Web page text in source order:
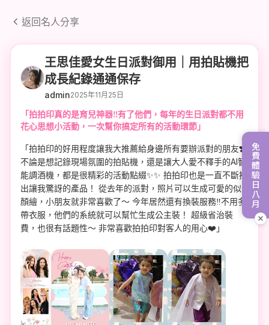
免費體驗日八月
返回名人分享
王思佳愛女生日派對御用｜用拍貼機把
成長紀錄通通保存
admin2025年11月25日
「拍拍印真的是育兒神器‼️有了他們，每年的生日派對都不用
花心思想小活動，一次幫你搞定所有的活動環節」
「拍拍印的好用程度讓我大推薦給身邊所有要辦派對的朋友❣️
不論是想記錄現場氛圍的拍貼機，還是讓大人愛不釋手的AI智
能調酒機，都是很精彩的活動點綴✨✨ 拍拍印也是一直不斷推
出讓我驚訝的產品！ 從去年的派對，照片可以生成可愛的似
顏繪，小朋友就非常喜歡了～ 今年居然還有換裝服務‼️不用多
帶衣服，他們的系統就可以幫忙生成公主裝！ 超級省治裝
費，也很有話題性～ 非常喜歡拍拍印對客人的用心❤️」